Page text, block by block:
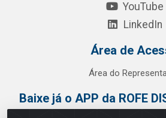
YouTube
LinkedIn
Área de
Área do
Baixe já o APP da ROFE